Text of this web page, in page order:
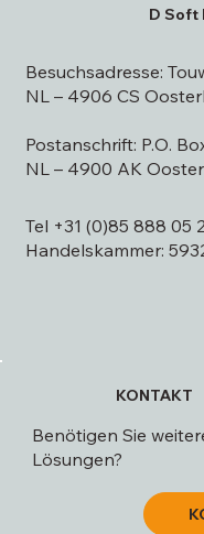
D Soft
Besuchsadresse:
NL – 4906 CS
Postanschrift: P.O.
NL – 4900 AK
Tel +31 (0)85 888 05
Handelskammer:
KONTAKT
Benötigen Sie
Lösungen?